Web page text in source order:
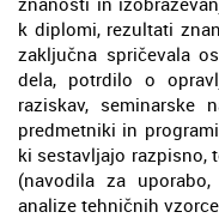
k diplomi, rezultati
zaključna spričevala
dela, potrdilo o
raziskav, seminarske
predmetniki in
ki sestavljajo razpisno,
(navodila za uporabo,
analize tehničnih